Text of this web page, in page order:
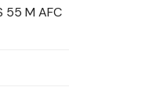
55 M AFC